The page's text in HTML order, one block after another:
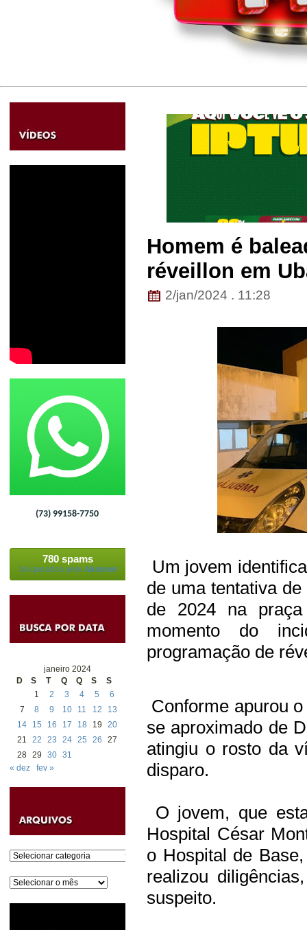
(73) 99158-7750
780 spams
bloqueados pelo Akismet
janeiro 2024
D
S T Q Q S
S
1
2 3 4 5
6
7
8 9 10 11 12
13
14
15 16 17 18 19
20
21
22 23 24 25 26
27
28 29 30 31
« dez
fev »
Categorias
Arquivos
Homem é
réveillon em
2/jan/2024 . 11:28
Um jovem
de uma tentativa
de 2024 na
momento do
programação de
Conforme apurou
se aproximado de
atingiu o rosto da
disparo.
O jovem, que
Hospital César
o Hospital de
realizou
suspeito.